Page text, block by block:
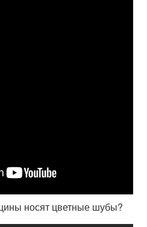
носят цветные шубы?